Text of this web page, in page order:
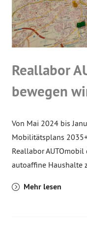
Reallabor
bewegen
Von Mai 2024 bis
Mobilitätsplans
Reallabor
autoaffine Haushalte
Mehr lesen